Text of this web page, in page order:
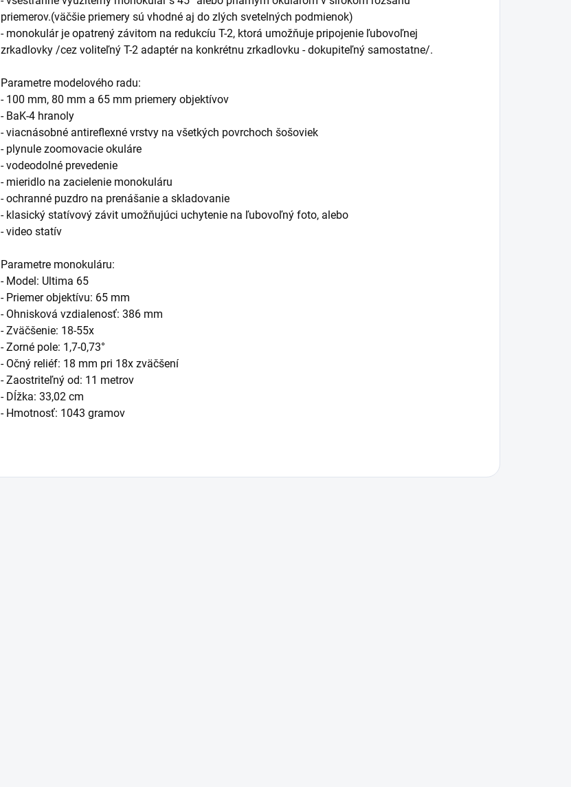
priemerov.(väčšie priemery sú vhodné aj do zlých svetelných podmienok)
- monokulár je opatrený závitom na redukcíu T-2, ktorá umožňuje pripojenie ľubovoľnej
zrkadlovky /cez voliteľný T-2 adaptér na konkrétnu zrkadlovku - dokupiteľný samostatne/.
Parametre modelového radu:
- 100 mm, 80 mm a 65 mm priemery objektívov
- BaK-4 hranoly
- viacnásobné antireflexné vrstvy na všetkých povrchoch šošoviek
- plynule zoomovacie okuláre
- vodeodolné prevedenie
- mieridlo na zacielenie monokuláru
- ochranné puzdro na prenášanie a skladovanie
- klasický statívový závit umožňujúci uchytenie na ľubovoľný foto, alebo
- video statív
Parametre monokuláru:
- Model: Ultima 65
- Priemer objektívu: 65 mm
- Ohnisková vzdialenosť: 386 mm
- Zväčšenie: 18-55x
- Zorné pole: 1,7-0,73°
- Očný reliéf: 18 mm pri 18x zväčšení
- Zaostriteľný od: 11 metrov
- Dĺžka: 33,02 cm
- Hmotnosť: 1043 gramov